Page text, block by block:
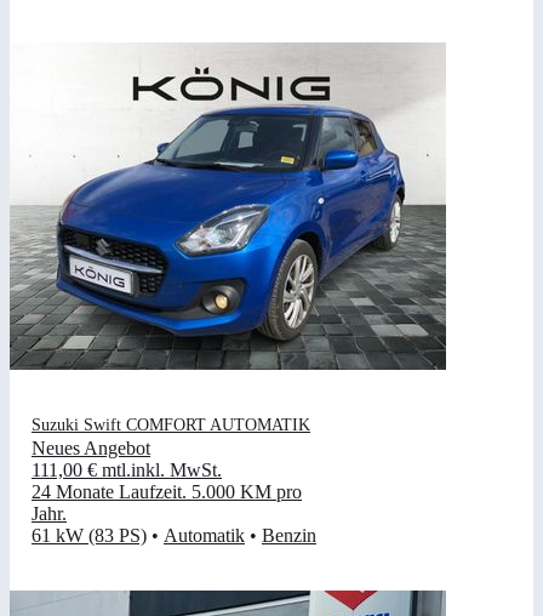
Suzuki Swift COMFORT AUTOMATIK
Neues Angebot
111,00 € mtl.inkl. MwSt.
24 Monate Laufzeit. 5.000 KM pro
Jahr.
61 kW (83 PS) • Automatik • Benzin